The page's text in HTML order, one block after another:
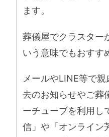
ます。
葬儀屋でクラスター
いう意味でもおすす
メールやLINE等で
去のお知らせやご葬
ーチューブを利用し
信」や「オンライン